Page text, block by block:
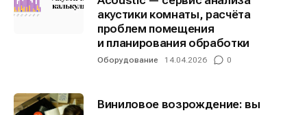
акустики комнаты, расчёта
проблем помещения
и планирования обработки
Оборудование 14.04.2026 0
Виниловое возрождение: вы